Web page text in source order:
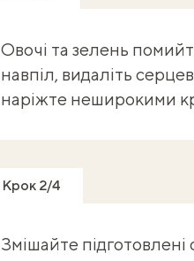
Овочі та зелень
навпіл, видаліть
наріжте неширокими
Крок 2/4
Змішайте підготовлені